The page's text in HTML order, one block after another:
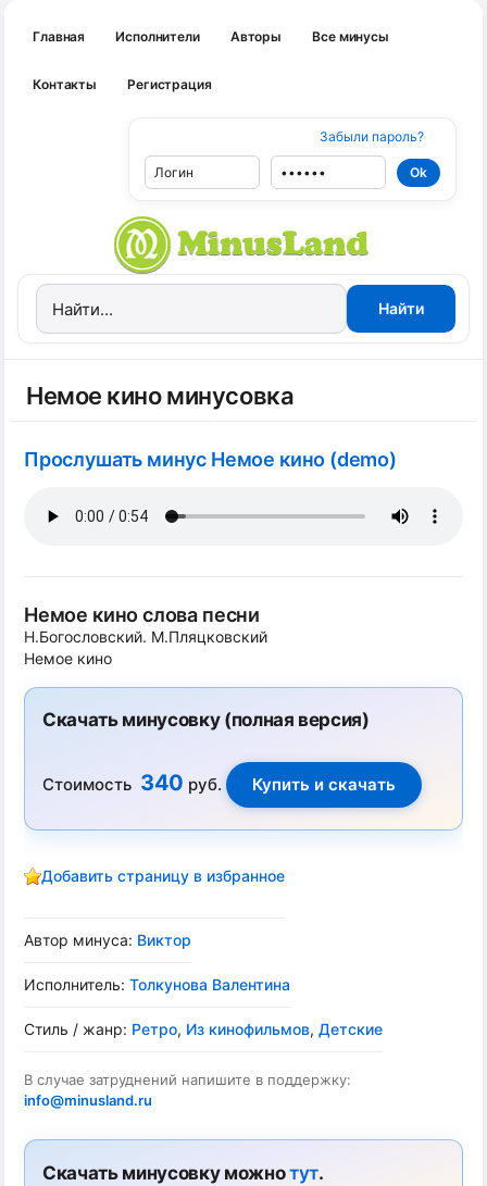
Главная Исполнители Авторы Все минусы
Контакты Регистрация
Забыли пароль?
Немое кино минусовка
Прослушать минус Немое кино (demo)
Немое кино слова песни
Н.Богословский. М.Пляцковский
Немое кино
Скачать минусовку (полная версия)
Стоимость 340 руб.
Добавить страницу в избранное
Автор минуса: Виктор
Исполнитель: Толкунова Валентина
Стиль / жанр: Ретро, Из кинофильмов, Детские
В случае затруднений напишите в поддержку:
info@minusland.ru
Скачать минусовку можнотут.